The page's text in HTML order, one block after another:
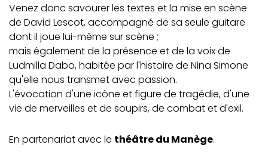
Venez donc savourer les textes et la mise en scène
de David Lescot, accompagné de sa seule guitare
dont il joue lui-même sur scène ;
mais également de la présence et de la voix de
Ludmilla Dabo, habitée par l'histoire de Nina Simone
qu'elle nous transmet avec passion.
L'évocation d'une icône et figure de tragédie, d'une
vie de merveilles et de soupirs, de combat et d'exil.
En partenariat avec le théâtre du Manège.